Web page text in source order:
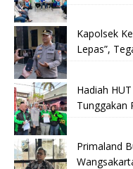
Kapolsek
Lepas”,
Hadiah
Tunggakan
Primaland